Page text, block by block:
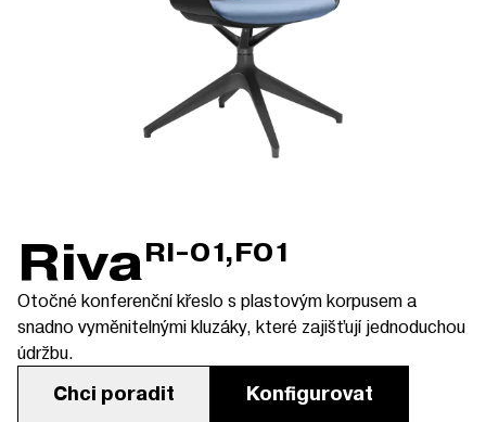
RivaRI-01,F01
Otočné konferenční křeslo s plastovým korpusem a
snadno vyměnitelnými kluzáky, které zajišťují jednoduchou
údržbu.
Chci poradit Konfigurovat